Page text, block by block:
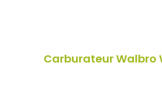
Carburateur Walbro